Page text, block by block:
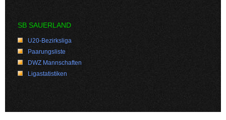
SB SAUERLAND
U20-Bezirksliga
Paarungsliste
DWZ Mannschaften
Ligastatistiken